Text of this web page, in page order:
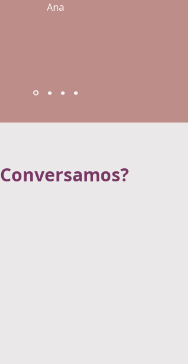
Ana
Conversamos?